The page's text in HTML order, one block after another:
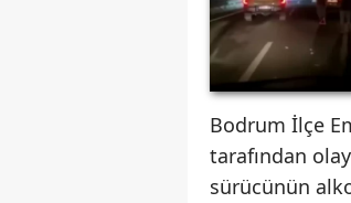
Bodrum İlçe
tarafından
sürücünün